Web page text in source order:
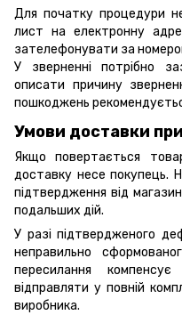
Для початку процедури
лист на електронну
зателефонувати за
У зверненні потрібно
описати причину
пошкоджень
Умови доставки
Якщо повертається
доставку несе покупець.
підтвердження від
подальших дій.
У разі підтвердженого
неправильно
пересилання
відправляти у повній
виробника.